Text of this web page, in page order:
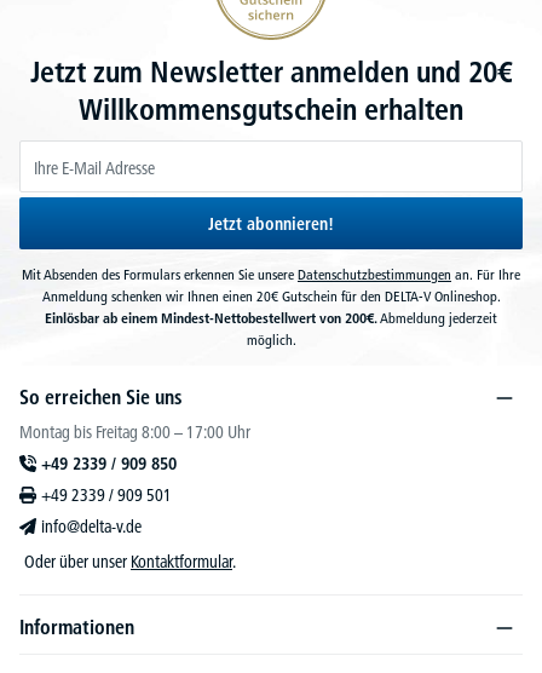
Jetzt zum Newsletter anmelden und 20€
Willkommensgutschein erhalten
Jetzt abonnieren!
Mit Absenden des Formulars erkennen Sie unsere Datenschutzbestimmungen an. Für Ihre
Anmeldung schenken wir Ihnen einen 20€ Gutschein für den DELTA-V Onlineshop.
Einlösbar ab einem Mindest-Nettobestellwert von 200€.Abmeldung jederzeit
möglich.
So erreichen Sie uns
Montag bis Freitag 8:00 – 17:00 Uhr
+49 2339 / 909 850
+49 2339 / 909 501
info@delta-v.de
Oder über unser Kontaktformular.
Informationen